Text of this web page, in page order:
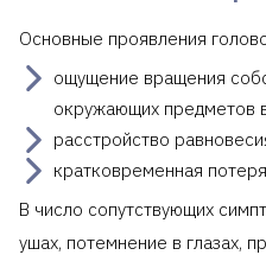
Основные проявления
ощущение вращения
окружающих предметов
расстройство
кратковременная
В число сопутствующих
ушах, потемнение в глазах,